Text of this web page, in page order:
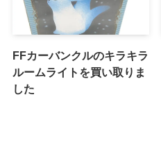
FFカーバンクルのキラキラ
ルームライトを買い取りま
した